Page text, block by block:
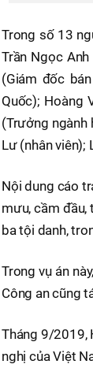
Trong số 13
Trần Ngọc
(Giám đốc
Quốc); Hoàng
(Trưởng ngành
Lư (nhân viên);
Nội dung cáo
mưu, cầm
ba tội danh,
Trong vụ án
Công an cũng
Tháng 9/2019,
nghị của Việt